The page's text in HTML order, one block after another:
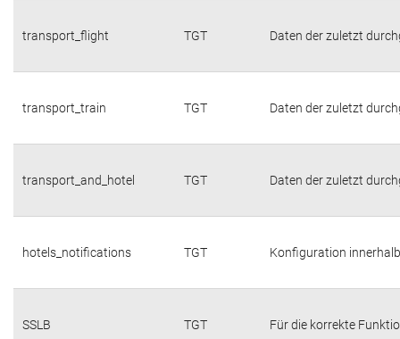
transport_flight TGT Daten der zuletzt
transport_train TGT Daten der zuletzt
transport_and_hotel TGT Daten der zuletzt
hotels_notifications TGT Konfiguration
SSLB TGT Für die korrekte